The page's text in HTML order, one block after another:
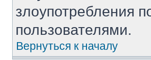
злоупотребления
пользователями.
Вернуться к началу